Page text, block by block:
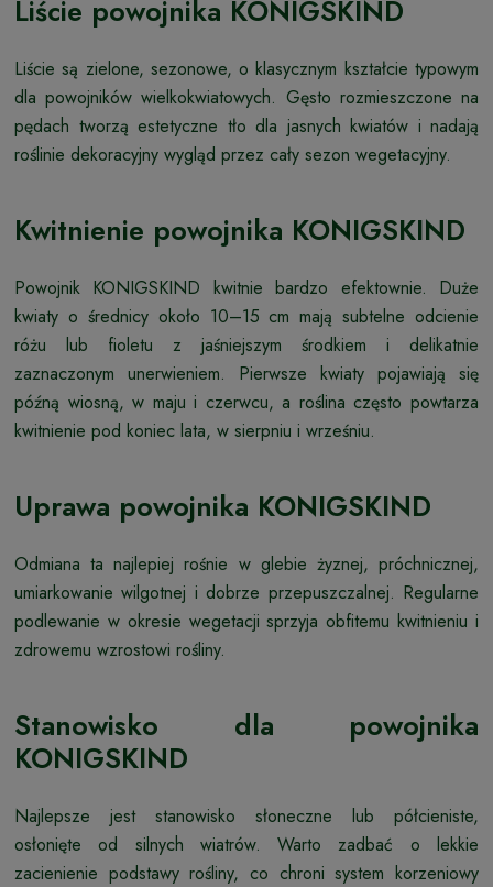
Liście powojnika KONIGSKIND
Liście są zielone, sezonowe, o klasycznym kształcie typowym
dla powojników wielkokwiatowych. Gęsto rozmieszczone na
pędach tworzą estetyczne tło dla jasnych kwiatów i nadają
roślinie dekoracyjny wygląd przez cały sezon wegetacyjny.
Kwitnienie powojnika KONIGSKIND
Powojnik KONIGSKIND kwitnie bardzo efektownie. Duże
kwiaty o średnicy około 10–15 cm mają subtelne odcienie
różu lub fioletu z jaśniejszym środkiem i delikatnie
zaznaczonym unerwieniem. Pierwsze kwiaty pojawiają się
późną wiosną, w maju i czerwcu, a roślina często powtarza
kwitnienie pod koniec lata, w sierpniu i wrześniu.
Uprawa powojnika KONIGSKIND
Odmiana ta najlepiej rośnie w glebie żyznej, próchnicznej,
umiarkowanie wilgotnej i dobrze przepuszczalnej. Regularne
podlewanie w okresie wegetacji sprzyja obfitemu kwitnieniu i
zdrowemu wzrostowi rośliny.
Stanowisko dla powojnika
KONIGSKIND
Najlepsze jest stanowisko słoneczne lub półcieniste,
osłonięte od silnych wiatrów. Warto zadbać o lekkie
zacienienie podstawy rośliny, co chroni system korzeniowy